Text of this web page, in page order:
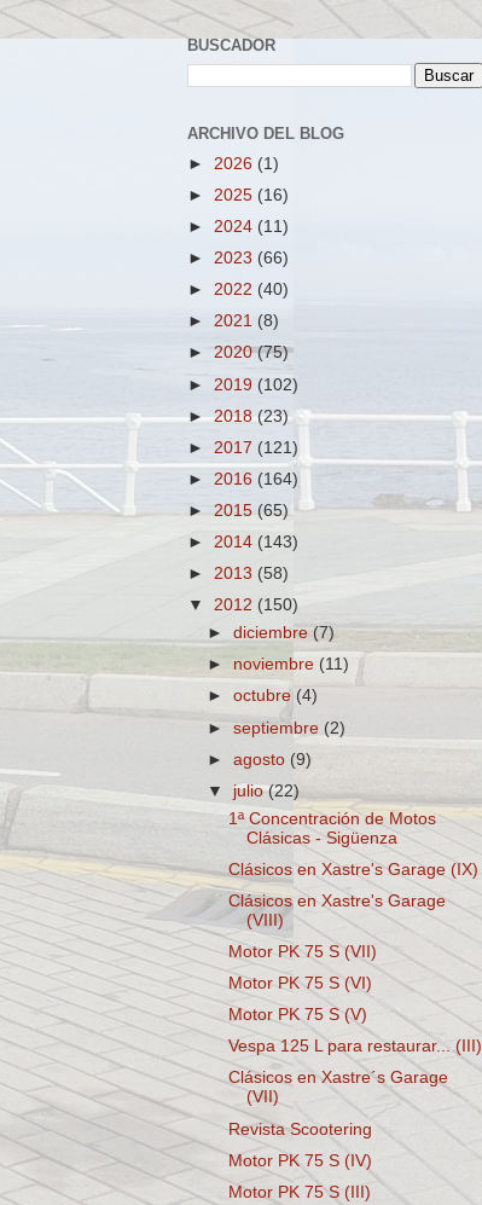
BUSCADOR
ARCHIVO DEL BLOG
► 2026 (1)
► 2025 (16)
► 2024 (11)
► 2023 (66)
► 2022 (40)
► 2021 (8)
► 2020(75)
► 2019 (102)
►2018(23)
► 2017 (121)
► 2016 (164)
► 2015 (65)
► 2014 (143)
► 2013 (58)
▼ 2012 (150)
►diciembre(7)
► noviembre (11)
►octubre(4)
►septiembre (2)
►agosto (9)
▼julio(22)
1ª Concentración de Motos
Clásicas - Sigüenza
Clásicos en Xastre's Garage (IX)
Clásicos en Xastre's Garage
(VIII)
Motor PK 75 S (VII)
Motor PK 75 S (VI)
Motor PK 75 S (V)
Vespa 125 L para restaurar... (III)
Clásicos en Xastre´s Garage
(VII)
Revista Scootering
Motor PK 75 S (IV)
Motor PK 75 S (III)